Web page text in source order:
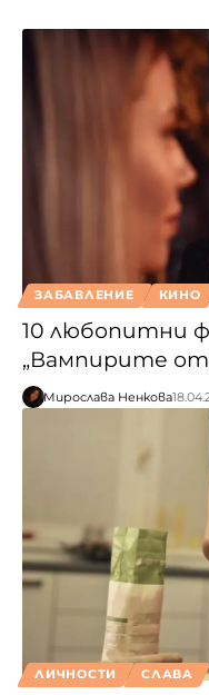
ЗАБАВЛЕНИЕ КИНО
10 любопитни
„Вампирите от
Мирослава Ненкова
ЛИЧНОСТИ СЛАВА